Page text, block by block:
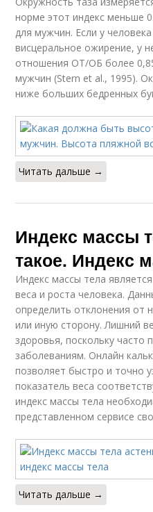
норме этот индекс меньше
для мужчин. Если у
висцеральное ожирение, у
отношения ОТ/ОБ более
мужчин (Stern et al., 1995).
ниже больших бедренных
Читать дальше →
Индекс массы
такое. Индекс
Индекс массы тела
веса и роста человека.
определить отклонения от
или иную сторону. Лишний
здоровья, поскольку часто
заболеваниям. Онлайн
позволяет быстро и точно
показатель веса
индекс массы тела
представленном сервисе
Читать дальше →